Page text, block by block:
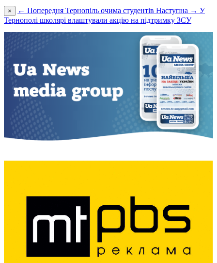
× ← Попередня Тернопіль очима студентів Наступна → У
Тернополі школярі влаштували акцію на підтримку ЗСУ